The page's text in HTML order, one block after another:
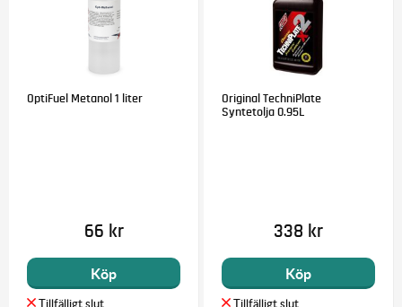
OptiFuel Metanol 1 liter
66 kr
Köp
Original TechniPlate
Syntetolja 0.95L
338 kr
Köp